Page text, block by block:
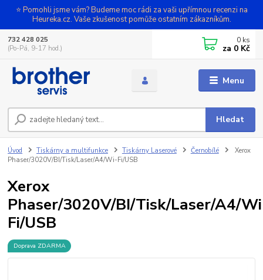
⭐ Pomohli jsme vám? Budeme moc rádi za vaši upřímnou recenzi na
Heureka.cz. Vaše zkušenost pomůže ostatním zákazníkům.
Menu
Hledat
732 428 025
(Po-Pá, 9-17 hod.)
0 ks
za 0 Kč
Úvod Tiskárny a multifunkce Tiskárny Laserové Černobílé
Xerox
Phaser/3020V/BI/Tisk/Laser/A4/Wi-Fi/USB
Xerox
Phaser/3020V/BI/Tisk/Laser/A4/
Fi/USB
Doprava ZDARMA